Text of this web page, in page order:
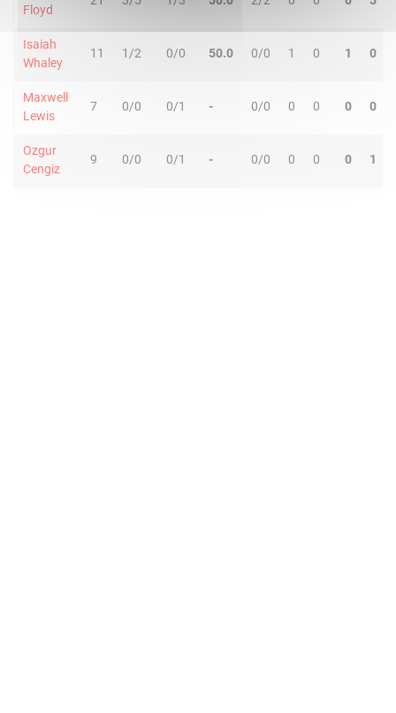
Floyd
Isaiah
Whaley
11 1/2 0/0 50.0 0/0 1 0 1 0
Maxwell
Lewis
7 0/0 0/1 - 0/0 0 0 0 0
Ozgur
Cengiz
9 0/0 0/1 - 0/0 0 0 0 1